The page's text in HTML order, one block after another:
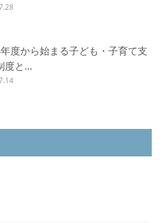
度から始まる子ども・子育て支
度と…